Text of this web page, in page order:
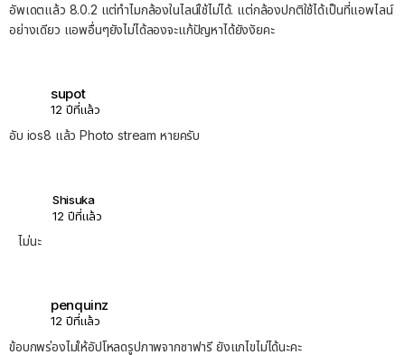
อัพเดตแล้ว 8.0.2 แต่ทำไมกล้องในไลน์ใช้ไม่ได้. แต่กล้องปกติใช้ได้เป็นที่แอพไลน์
อย่างเดียว แอพอื่นๆยังไม่ได้ลองจะแก้ปัญหาได้ยังงัยคะ
supot
12 ปีที่แล้ว
อับ ios8 แล้ว Photo stream หายครับ
Shisuka
12 ปีที่แล้ว
ไม่นะ
penquinz
12 ปีที่แล้ว
ข้อบกพร่องไม่ให้อัปโหลดรูปภาพจากซาฟารี ยังแกไขไม่ได้นะคะ